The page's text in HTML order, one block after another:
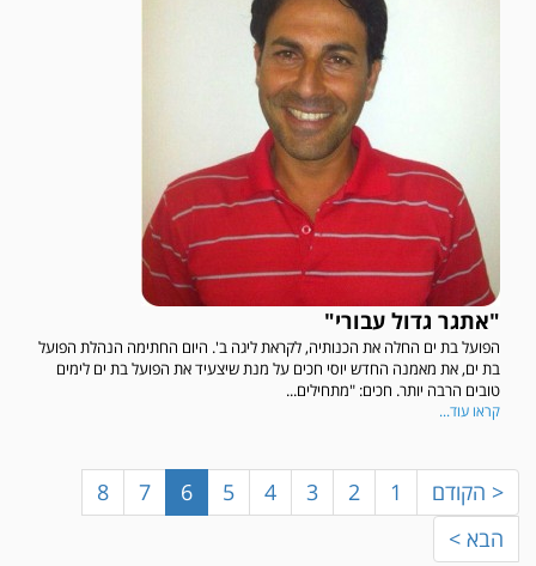
"אתגר גדול עבורי"
הפועל בת ים החלה את הכנותיה, לקראת ליגה ב'. היום החתימה הנהלת הפועל
בת ים, את מאמנה החדש יוסי חכים על מנת שיצעיד את הפועל בת ים לימים
טובים הרבה יותר. חכים: "מתחילים...
קראו עוד...
< הקודם 1
2
3
4
5
6
7
8
הבא >
משחק אימון: ירמיהו חולון גברה על הפועל אזור 0-1 משער של אחמד מצרי.